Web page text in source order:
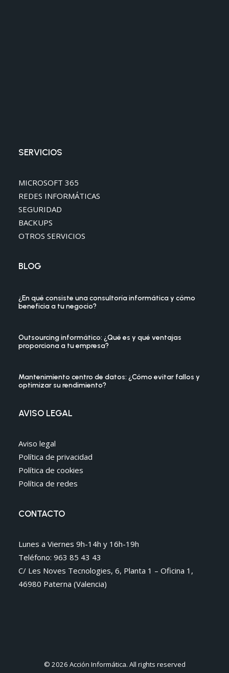
SERVICIOS
MICROSOFT 365
REDES INFORMÁTICAS
SEGURIDAD
BACKUPS
OTROS SERVICIOS
BLOG
¿En qué consiste una consultoría informática y cómo
beneficia a tu negocio?
Outsourcing informático: ¿Qué es y qué ventajas
proporciona a tu empresa?
Mantenimiento centro de datos: ¿Cómo evitar fallos y
optimizar su rendimiento?
AVISO LEGAL
Aviso legal
Política de privacidad
Política de cookies
Política de redes
CONTACTO
Lunes a Viernes 9h-14h y 16h-19h
Teléfono: 963 85 43 43
C/ Les Noves Tecnologies, 6, Planta 1 – Oficina 1,
46980 Paterna (Valencia)
© 2026 Acción Informática. All rights reserved